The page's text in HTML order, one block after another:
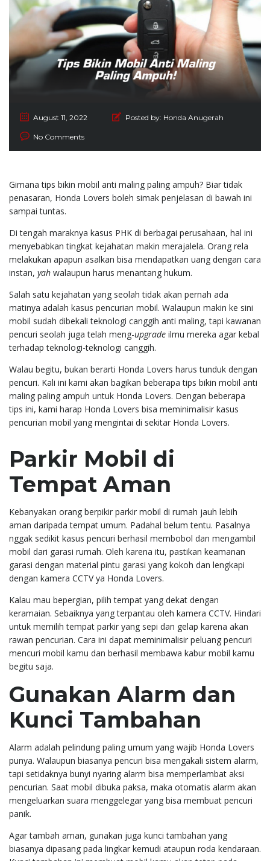
August 11, 2022 Posted by: Honda Anugerah
No Comments
Gimana tips bikin mobil anti maling paling ampuh? Biar tidak
penasaran, Honda Lovers boleh simak penjelasan di bawah ini
sampai tuntas.
Di tengah maraknya kasus PHK di berbagai perusahaan, hal ini
menyebabkan tingkat kejahatan makin merajalela. Orang rela
melakukan apapun asalkan bisa mendapatkan uang dengan cara
instan, yah walaupun harus menantang hukum.
Salah satu kejahatan yang seolah tidak akan pernah ada
matinya adalah kasus pencurian mobil. Walaupun makin ke sini
mobil sudah dibekali teknologi canggih anti maling, tapi kawanan
pencuri seolah juga telah meng-upgrade ilmu mereka agar kebal
terhadap teknologi-teknologi canggih.
Walau begitu, bukan berarti Honda Lovers harus tunduk dengan
pencuri. Kali ini kami akan bagikan beberapa tips bikin mobil anti
maling paling ampuh untuk Honda Lovers. Dengan beberapa
tips ini, kami harap Honda Lovers bisa meminimalisir kasus
pencurian mobil yang mengintai di sekitar Honda Lovers.
Parkir Mobil di
Tempat Aman
Kebanyakan orang berpikir parkir mobil di rumah jauh lebih
aman daripada tempat umum. Padahal belum tentu. Pasalnya
nggak sedikit kasus pencuri berhasil membobol dan mengambil
mobil dari garasi rumah. Oleh karena itu, pastikan keamanan
garasi dengan material pintu garasi yang kokoh dan lengkapi
dengan kamera CCTV ya Honda Lovers.
Kalau mau bepergian, pilih tempat yang dekat dengan
keramaian. Sebaiknya yang terpantau oleh kamera CCTV. Hindari
untuk memilih tempat parkir yang sepi dan gelap karena akan
rawan pencurian. Cara ini dapat meminimalisir peluang pencuri
mencuri mobil kamu dan berhasil membawa kabur mobil kamu
begitu saja.
Gunakan Alarm dan
Kunci Tambahan
Alarm adalah pelindung paling umum yang wajib Honda Lovers
punya. Walaupun biasanya pencuri bisa mengakali sistem alarm,
tapi setidaknya bunyi nyaring alarm bisa memperlambat aksi
pencurian. Saat mobil dibuka paksa, maka otomatis alarm akan
mengeluarkan suara menggelegar yang bisa membuat pencuri
panik.
Agar tambah aman, gunakan juga kunci tambahan yang
biasanya dipasang pada lingkar kemudi ataupun roda kendaraan.